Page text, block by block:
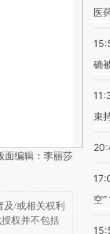
面编辑：李丽莎
/或相关权利
权并不包括
医
确
束
空”